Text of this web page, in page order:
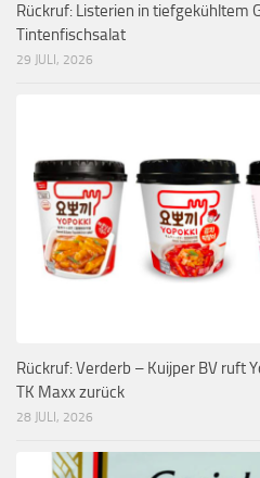
Rückruf: Listerien in tiefgekühltem
Tintenfischsalat
29 JULI, 2026
Rückruf: Verderb – Kuijper BV ruft
TK Maxx zurück
28 JULI, 2026